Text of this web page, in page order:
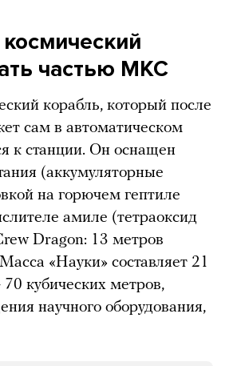
частью МКС
корабль, который после
сам в автоматическом
к станции. Он оснащен
(аккумуляторные
на горючем гептиле
амиле (тетраоксид
Dragon: 13 метров
«Науки» составляет 21
кубических метров,
научного оборудования,